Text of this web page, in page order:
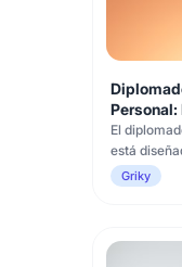
El
está
potenciar
Está
Griky